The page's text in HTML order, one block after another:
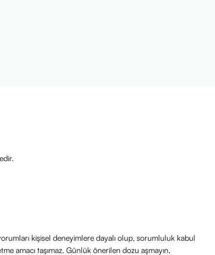
kişisel deneyimlere dayalı olup, sorumluluk kabul
amacı taşımaz. Günlük önerilen dozu aşmayın,